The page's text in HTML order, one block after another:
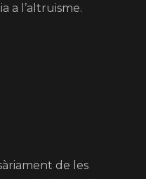
a l’altruisme.
de les